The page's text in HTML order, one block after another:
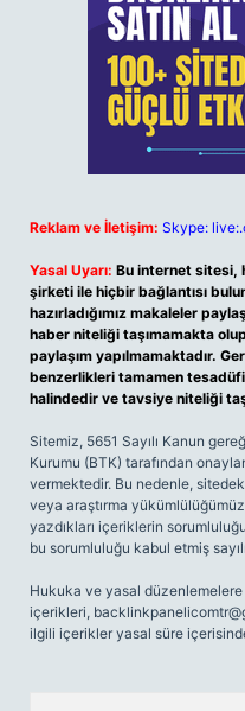
Reklam ve İletişim: Skype:
Yasal Uyarı: Bu internet sitesi,
şirketi ile hiçbir bağlantısı
hazırladığımız makaleler
haber niteliği taşımamakta
paylaşım yapılmamaktadır.
benzerlikleri tamamen
halindedir ve tavsiye niteliği
Sitemiz, 5651 Sayılı Kanun
Kurumu (BTK) tarafından
vermektedir. Bu nedenle,
veya araştırma
yazdıkları içeriklerin
bu sorumluluğu kabul etmiş
Hukuka ve yasal düzenlemelere
içerikleri,
ilgili içerikler yasal süre